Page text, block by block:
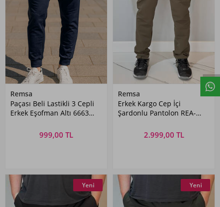
Remsa
Paçası Beli Lastikli 3 Cepli
Erkek Eşofman Altı 6663
999,00 TL
Remsa
Erkek Kargo Cep İçi
Şardonlu Pantolon REA-
2.999,00 TL
Yeni Yeni